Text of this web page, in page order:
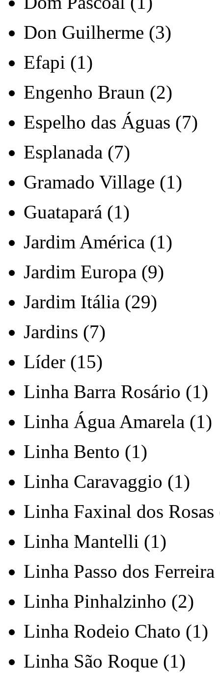
Don Guilherme (3)
Efapi (1)
Engenho Braun (2)
Espelho das Águas (7)
Esplanada (7)
Gramado Village (1)
Guatapará (1)
Jardim América (1)
Jardim Europa (9)
Jardim Itália (29)
Jardins (7)
Líder (15)
Linha Barra Rosário (1)
Linha Água Amarela (1)
Linha Bento (1)
Linha Caravaggio (1)
Linha Faxinal dos Rosas
Linha Mantelli (1)
Linha Passo dos
Linha Pinhalzinho (2)
Linha Rodeio Chato (1)
Linha São Roque (1)